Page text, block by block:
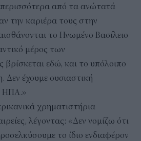
από τα ανώτατά
την καριέρα τους στην
το Ηνωμένο Βασίλειο
μέρος των
εδώ, και το υπόλοιπο
έχουμε ουσιαστική
ΗΠΑ.»
χρηματιστήρια
λέγοντας: «Δεν νομίζω ότι
το ίδιο ενδιαφέρον